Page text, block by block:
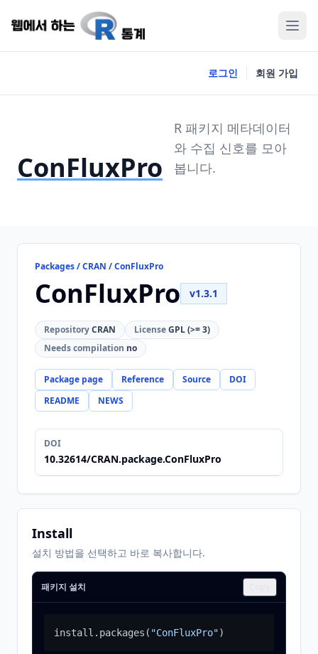
로그인 회원 가입
ConFluxPro
R 패키지 메타데이터
와 수집 신호를 모아
봅니다.
Packages / CRAN / ConFluxPro
ConFluxPro v1.3.1
RepositoryCRAN LicenseGPL (>= 3)
Needs compilation no
Package page Reference Source
DOI
README
NEWS
DOI
10.32614/CRAN.package.ConFluxPro
Install
설치 방법을 선택하고 바로 복사합니다.
패키지 설치
install.packages ( "ConFluxPro")